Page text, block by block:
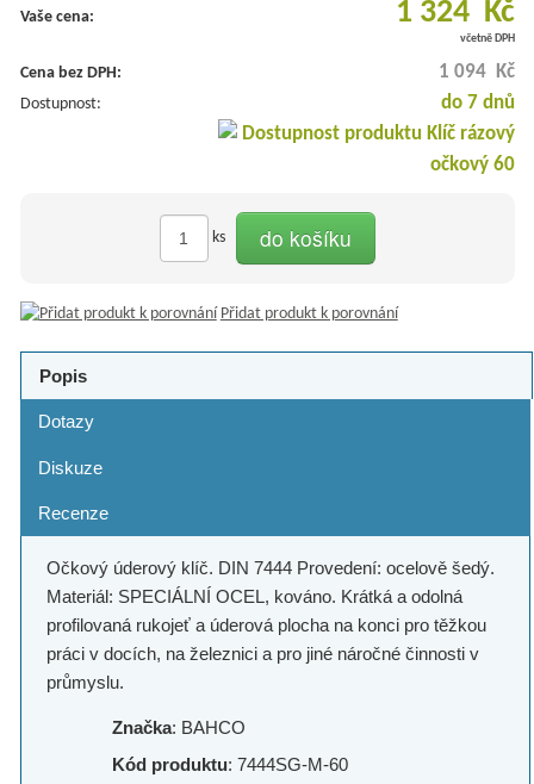
Vaše cena: 1 324 Kč
včetně DPH
Cena bez DPH: 1 094 Kč
Dostupnost: do 7 dnů
ks do košíku
Přidat produkt k porovnání
Popis
Dotazy
Diskuze
Recenze
Očkový úderový klíč. DIN 7444 Provedení: ocelově šedý.
Materiál: SPECIÁLNÍ OCEL, kováno. Krátká a odolná
profilovaná rukojeť a úderová plocha na konci pro těžkou
práci v docích, na železnici a pro jiné náročné činnosti v
průmyslu.
Značka: BAHCO
Kód produktu: 7444SG-M-60